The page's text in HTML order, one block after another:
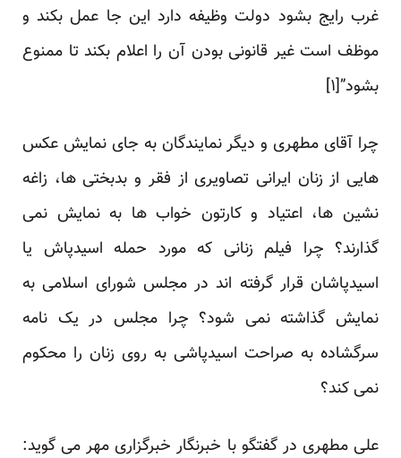
غرب رایج بشود دولت وظیفه دارد این جا عمل بکند و
موظف است غیر قانونی بودن آن را اعلام بکند تا ممنوع
بشود”[۱]
چرا آقای مطهری و دیگر نمایندگان به جای نمایش عکس
هایی از زنان ایرانی تصاویری از فقر و بدبختی ها، زاغه
نشین ها، اعتیاد و کارتون خواب ها به نمایش نمی
گذارند؟ چرا فیلم زنانی که مورد حمله اسیدپاش یا
اسیدپاشان قرار گرفته اند در مجلس شورای اسلامی به
نمایش گذاشته نمی شود؟ چرا مجلس در یک نامه
سرگشاده به صراحت اسیدپاشی به روی زنان را محکوم
نمی کند؟
علی مطهری در گفتگو با خبرنگار خبرگزاری مهر می گوید: